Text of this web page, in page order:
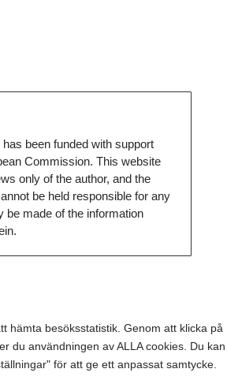
has been funded with support
Commission. This website
only of the author, and the
be held responsible for any
be made of the information
hämta besöksstatistik. Genom att klicka på
du användningen av ALLA cookies. Du kan
för att ge ett anpassat samtycke.